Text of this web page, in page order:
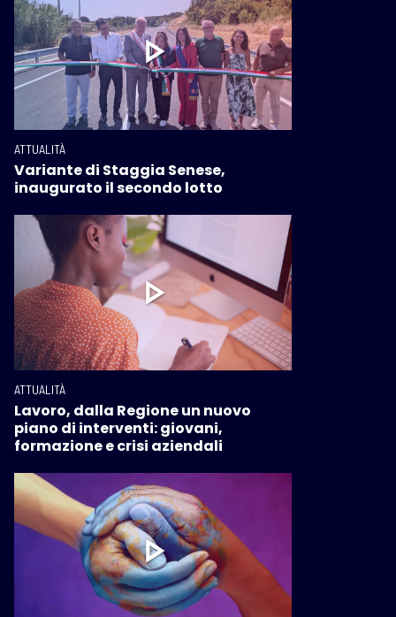
ATTUALITÀ
Variante di Staggia Senese,
inaugurato il secondo lotto
ATTUALITÀ
Lavoro, dalla Regione un nuovo
piano di interventi: giovani,
formazione e crisi aziendali